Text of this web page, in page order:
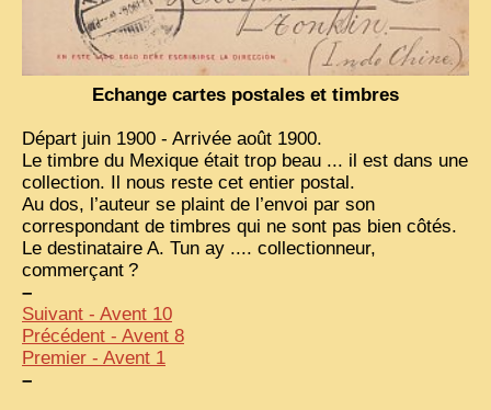
ALBUMS DE FAMILLE
INDOCHINE HISTORIQUE
ARMÉE, JUSTICE, EDUCATION, RELIGION...
MÉTIERS, FÊTES, TRANSPORTS
TRADITIONS ET MODERNITÉ
INSOLITES
EN DIRECT
ENQUÊTES
L’ ACTU
Echange cartes postales et timbres
Départ juin 1900 - Arrivée août 1900.
Le timbre du Mexique était trop beau ... il est dans une
collection. Il nous reste cet entier postal.
Au dos, l’auteur se plaint de l’envoi par son
correspondant de timbres qui ne sont pas bien côtés.
Le destinataire A. Tun ay .... collectionneur,
commerçant ?
–
Suivant - Avent 10
Précédent - Avent 8
Premier - Avent 1
–